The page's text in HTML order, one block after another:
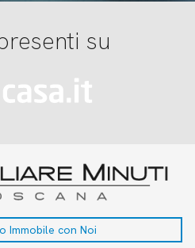
su
Immobile con Noi